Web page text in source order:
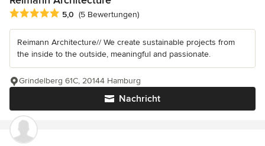
Durchschnittliche Bewertung: 5 von 5 Sternen
5,0 (5 Bewertungen)
Reimann Architecture// We create sustainable projects from
the inside to the outside, meaningful and passionate.
Nachricht
Grindelberg 61C, 20144 Hamburg